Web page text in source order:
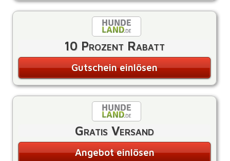
10 Prozent Rabatt
Gutschein einlösen
Gratis Versand
Angebot einlösen